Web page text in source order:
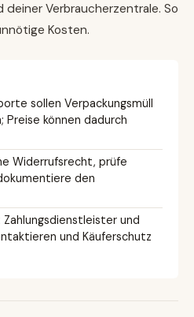
Verbraucherzentrale. So
Kosten.
sollen Verpackungsmüll
Preise können dadurch
Widerrufsrecht, prüfe
den
und
und Käuferschutz